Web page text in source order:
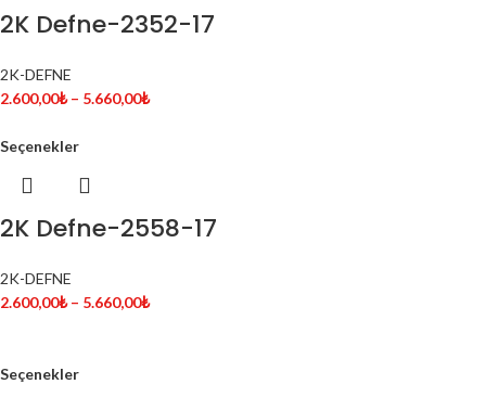
2K Defne-2352-17
2K-DEFNE
2.600,00₺ – 5.660,00₺
Seçenekler
2K Defne-2558-17
2K-DEFNE
2.600,00₺ – 5.660,00₺
Seçenekler